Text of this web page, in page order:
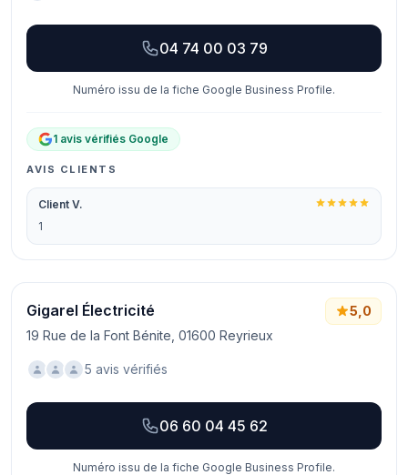
04 74 00 03 79
Numéro issu de la fiche Google Business Profile.
1 avis vérifiés Google
AVIS CLIENTS
Client V.
1
Gigarel Électricité
19 Rue de la Font Bénite, 01600 Reyrieux
5,0
5 avis vérifiés
06 60 04 45 62
Numéro issu de la fiche Google Business Profile.